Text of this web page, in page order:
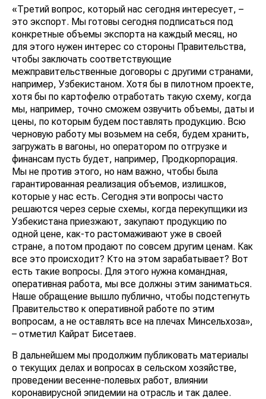
«Третий вопрос, который нас сегодня интересует, –
это экспорт. Мы готовы сегодня подписаться под
конкретные объемы экспорта на каждый месяц, но
для этого нужен интерес со стороны Правительства,
чтобы заключать соответствующие
межправительственные договоры с другими странами,
например, Узбекистаном. Хотя бы в пилотном проекте,
хотя бы по картофелю отработать такую схему, когда
мы, например, точно сможем озвучить объемы, даты и
цены, по которым будем поставлять продукцию. Всю
черновую работу мы возьмем на себя, будем хранить,
загружать в вагоны, но оператором по отгрузке и
финансам пусть будет, например, Продкорпорация.
Мы не против этого, но нам важно, чтобы была
гарантированная реализация объемов, излишков,
которые у нас есть. Сегодня эти вопросы часто
решаются через серые схемы, когда перекупщики из
Узбекистана приезжают, закупают продукцию по
одной цене, как-то растомаживают уже в своей
стране, а потом продают по совсем другим ценам. Как
все это происходит? Кто на этом зарабатывает? Вот
есть такие вопросы. Для этого нужна командная,
оперативная работа, мы все должны этим заниматься.
Наше обращение вышло публично, чтобы подстегнуть
Правительство к оперативной работе по этим
вопросам, а не оставлять все на плечах Минсельхоза»,
– отметил Кайрат Бисетаев.
В дальнейшем мы продолжим публиковать материалы
о текущих делах и вопросах в сельском хозяйстве,
проведении весенне-полевых работ, влиянии
коронавирусной эпидемии на отрасль и так далее.